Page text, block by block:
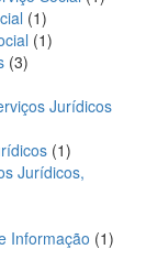
11
produto
11
33
Jurídicos
11
produto
Jurídicos,
Informação 11